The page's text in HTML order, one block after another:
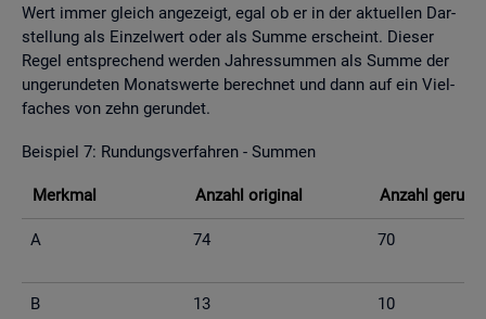
Wert immer gleich an­ge­zeigt, egal ob er in der ak­tu­el­len Dar­
stel­lung als Ein­zel­wert oder als Summe er­scheint. Die­ser
Regel ent­spre­chend wer­den Jah­res­sum­men als Summe der
un­ge­run­de­ten Mo­nats­wer­te be­rech­net und dann auf ein Viel­
fa­ches von zehn ge­run­det.
Bei­spiel 7: Run­dungs­ver­fah­ren - Sum­men
Merk­mal An­zahl ori­gi­nal An­zahl
A 74 70
B 13 10